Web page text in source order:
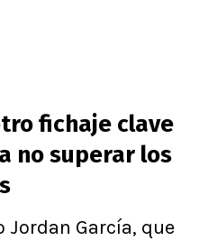
fichaje clave
no superar los
Jordan García, que